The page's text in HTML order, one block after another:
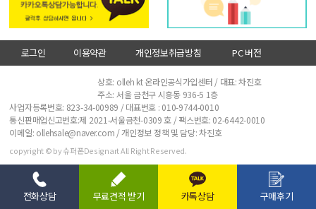
로그인 이용약관 개인정보취급방침
PC 버전
상호: olleh kt 온라인공식가입센터 / 대표: 차진호
주소: 서울 금천구 시흥동 936-5 1층
사업자등록번호: 823-34-00989 / 대표번호 : 010-9744-0010
통신판매업신고번호:제 2021-서울금천-0309 호 / 팩스번호: 02-6442-0010
이메일: ollehsale@naver.com / 개인정보 정책 및 담당: 차진호
copyright © by 슈퍼폰Designart All Right Reserved.
전화상담 무료견적 받기 카톡상담 구매후기